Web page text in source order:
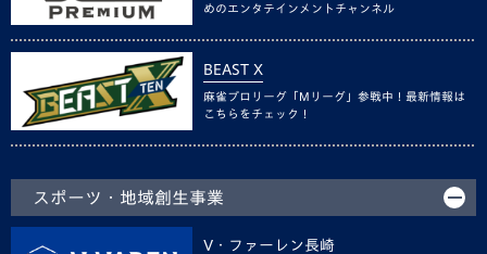
めのエンタテインメントチャンネル
BEAST X
麻雀プロリーグ「Mリーグ」参戦中！最新情報は
こちらをチェック！
スポーツ・地域創生事業
V・ファーレン長崎